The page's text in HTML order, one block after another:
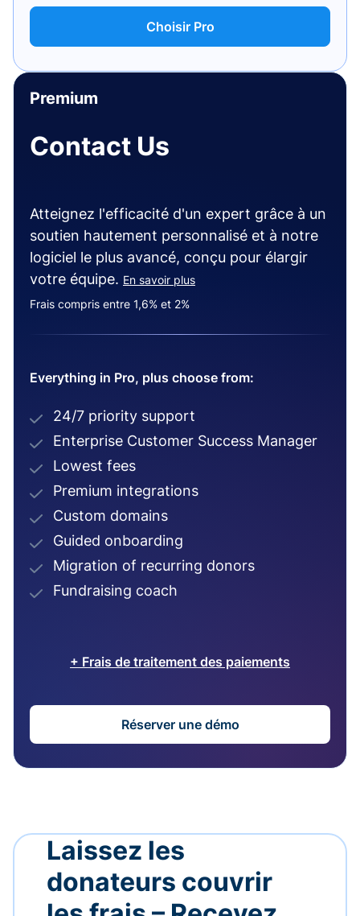
Choisir Pro
Premium
Contact Us
Atteignez l'efficacité d'un expert grâce à un
soutien hautement personnalisé et à notre
logiciel le plus avancé, conçu pour élargir
votre équipe. En savoir plus
Frais compris entre 1,6% et 2%
Everything in Pro, plus choose from:
24/7 priority support
Enterprise Customer Success Manager
Lowest fees
Premium integrations
Custom domains
Guided onboarding
Migration of recurring donors
Fundraising coach
+ Frais de traitement des paiements
Réserver une démo
Laissez les
donateurs couvrir